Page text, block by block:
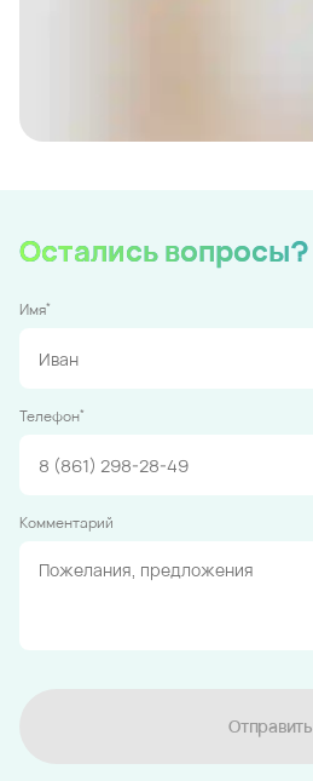
Остались вопросы?
Имя*
Телефон*
Комментарий
Отправить